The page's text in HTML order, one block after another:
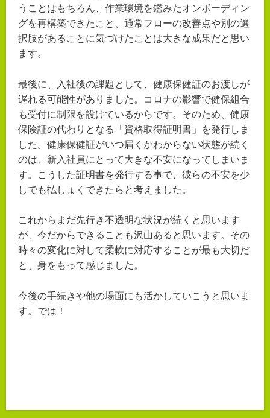
うことはもちろん、作業環境を鑑みたオンボーディン
グを再構築できたこと、通常フローの改善点や別の選
択肢があることに気づけたことは大きな成果だと思い
ます。
最後に、入社後の課題として、健康保健証のお渡しが
遅れる可能性がありました。コロナの影響で健保組合
も受付に制限を設けているからです。そのため、健康
保険証の代わりとなる「資格取得証明書」を発行しま
した。健康保健証がいつ届くかわからない状態が続く
のは、新入社員にとって大きな不安になってしまいま
す。こうした証明書を発行する事で、彼らの不安を少
しでも払しょくできたらと考えました。
これからまだ先行き不透明な状況が続くと思います
が、今だからできることも沢山あると思います。その
時々の変化に対して柔軟に対応することが最も大切だ
と、身をもって感じました。
今後の手続きや他の場面にも活かしていこうと思いま
す。では！